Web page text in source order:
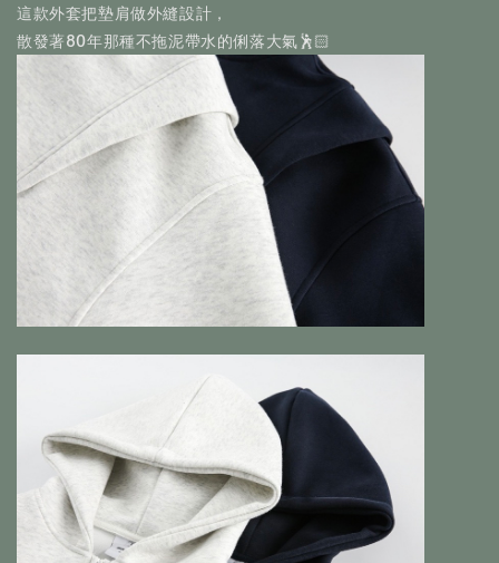
這款外套把墊肩做外縫設計，
散發著80年那種不拖泥帶水的俐落大氣🕺🏻